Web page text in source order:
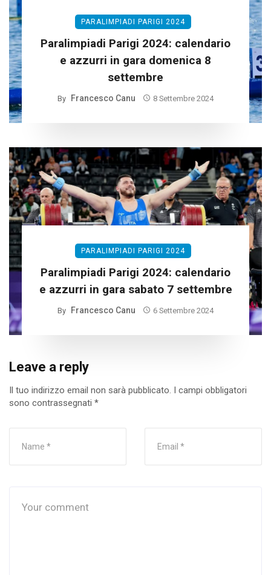
PARALIMPIADI PARIGI 2024
Paralimpiadi Parigi 2024: calendario
e azzurri in gara domenica 8
settembre
By Francesco Canu 8 Settembre 2024
PARALIMPIADI PARIGI 2024
Paralimpiadi Parigi 2024: calendario
e azzurri in gara sabato 7 settembre
By Francesco Canu 6 Settembre 2024
Leave a reply
Il tuo indirizzo email non sarà pubblicato. I campi obbligatori
sono contrassegnati *